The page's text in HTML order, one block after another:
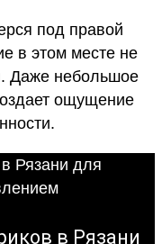
под правой
в этом месте не
Даже небольшое
ощущение
в Рязани